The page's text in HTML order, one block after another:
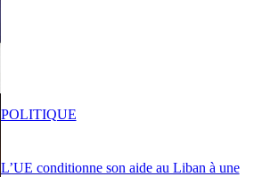
L’UE conditionne son aide au Liban à une
POLITIQUE